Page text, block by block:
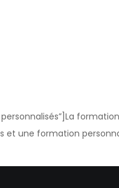
La
et une formation